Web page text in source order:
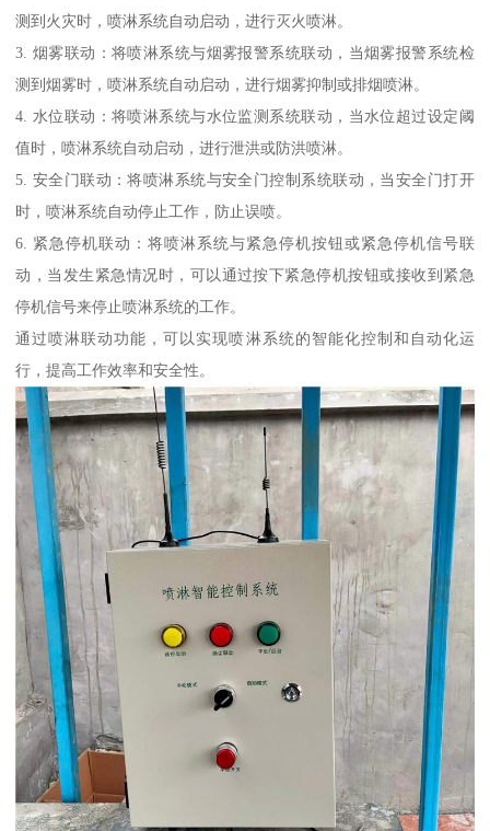
测到火灾时，喷淋系统自动启动，进行灭火喷淋。
3. 烟雾联动：将喷淋系统与烟雾报警系统联动，当烟雾报警系统检
测到烟雾时，喷淋系统自动启动，进行烟雾抑制或排烟喷淋。
4. 水位联动：将喷淋系统与水位监测系统联动，当水位超过设定阈
值时，喷淋系统自动启动，进行泄洪或防洪喷淋。
5. 安全门联动：将喷淋系统与安全门控制系统联动，当安全门打开
时，喷淋系统自动停止工作，防止误喷。
6. 紧急停机联动：将喷淋系统与紧急停机按钮或紧急停机信号联
动，当发生紧急情况时，可以通过按下紧急停机按钮或接收到紧急
停机信号来停止喷淋系统的工作。
通过喷淋联动功能，可以实现喷淋系统的智能化控制和自动化运
行，提高工作效率和安全性。